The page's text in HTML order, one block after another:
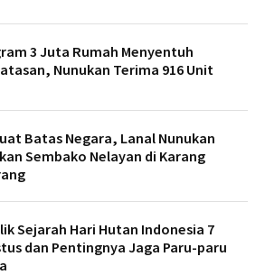
3 Juta Rumah Menyentuh
Nunukan Terima 916 Unit
Batas Negara, Lanal Nunukan
Sembako Nelayan di Karang
Sejarah Hari Hutan Indonesia 7
dan Pentingnya Jaga Paru-paru